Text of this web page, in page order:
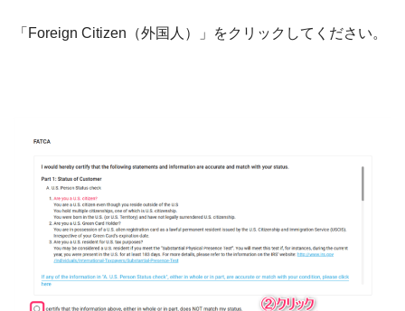
「Foreign Citizen（外国人）」をクリックしてください。